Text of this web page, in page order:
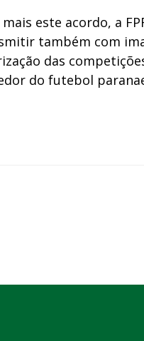
mais este acordo, a
também com
das
do futebol